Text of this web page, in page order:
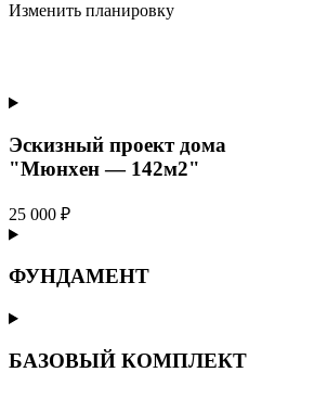
Изменить планировку
Эскизный проект дома
"Мюнхен — 142м2"
25 000 ₽
ФУНДАМЕНТ
БАЗОВЫЙ КОМПЛЕКТ